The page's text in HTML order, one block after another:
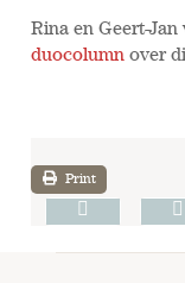
Rina en Geert-
duocolumn over
Print